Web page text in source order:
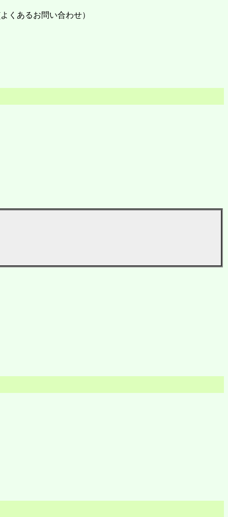
くあるお問い合わせ）